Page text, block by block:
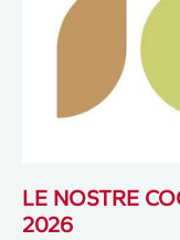
LE NOSTRE
2026